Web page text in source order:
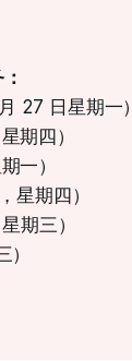
27 日星期一）
期四）
一）
星期四）
期三）